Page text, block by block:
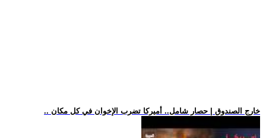
.. خارج الصندوق | حصار شامل.. أميركا تضرب الإخوان في كل مكان